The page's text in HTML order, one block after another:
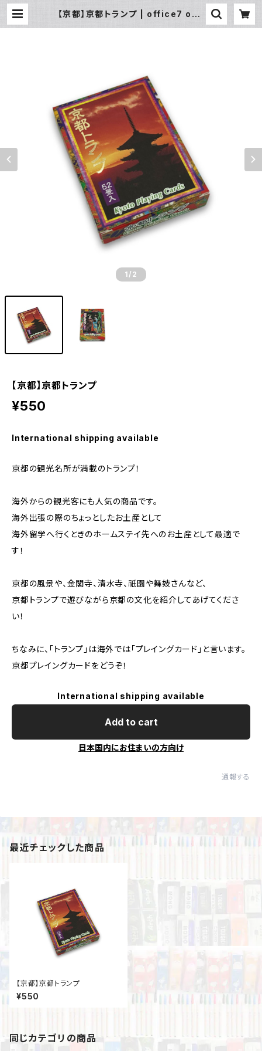
【京都】京都トランプ | office7 onli
1 /2
【京都】京都トランプ
¥550
International shipping available
京都の観光名所が満載のトランプ！
海外からの観光客にも人気の商品です。
海外出張の際のちょっとしたお土産として
海外留学へ行くときのホームステイ先へのお土産として最適で
す！
京都の風景や、金閣寺、清水寺、祇園や舞妓さんなど、
京都トランプで遊びながら京都の文化を紹介してあげてくださ
い！
ちなみに、「トランプ」は海外では「プレイングカード」と言います。
京都プレイングカードをどうぞ！
International shipping available
Add to cart
日本国内にお住まいの方向け
通報する
最近チェックした商品
【京都】京都トランプ
¥550
同じカテゴリの商品